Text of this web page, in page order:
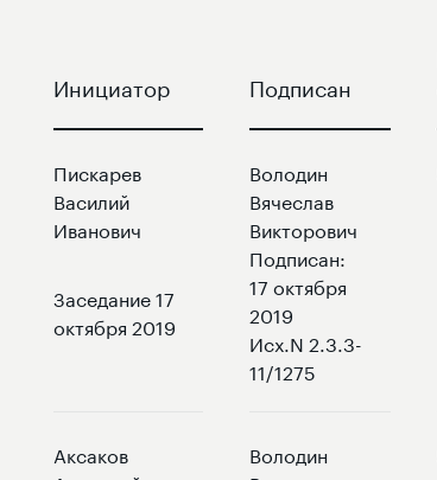
Инициатор Подписан
Пискарев
Василий
Иванович
Заседание 17
октября 2019
Володин
Вячеслав
Викторович
Подписан:
17 октября
2019
Исх.N 2.3.3-
11/1275
Аксаков
Володин